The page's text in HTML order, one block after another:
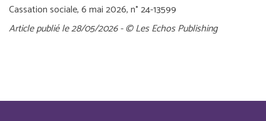
Cassation sociale, 6 mai 2026, n° 24-13599
Article publié le 28/05/2026 - © Les Echos Publishing